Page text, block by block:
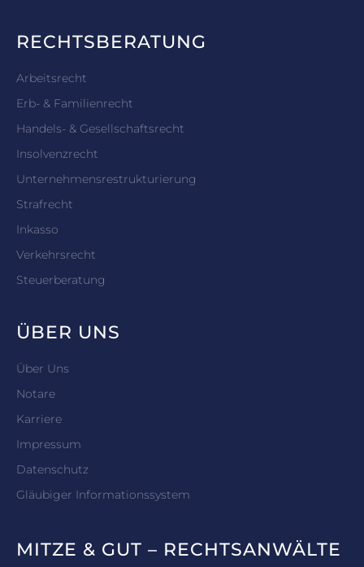
RECHTSBERATUNG
Arbeitsrecht
Erb- & Familienrecht
Handels- & Gesellschaftsrecht
Insolvenzrecht
Unternehmensrestrukturierung
Strafrecht
Inkasso
Verkehrsrecht
Steuerberatung
ÜBER UNS
Über Uns
Notare
Karriere
Impressum
Datenschutz
Gläubiger Informationssystem
MITZE & GUT – RECHTSANWÄLTE